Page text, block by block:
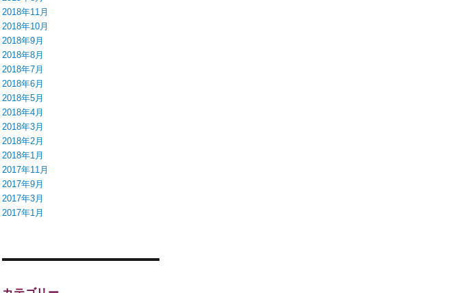
2018年11月
2018年10月
2018年9月
2018年8月
2018年7月
2018年6月
2018年5月
2018年4月
2018年3月
2018年2月
2018年1月
2017年11月
2017年9月
2017年3月
2017年1月